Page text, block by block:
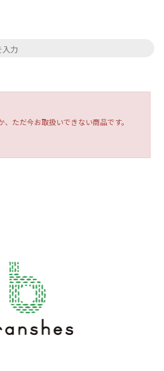
ただ今お取扱いできない商品です。